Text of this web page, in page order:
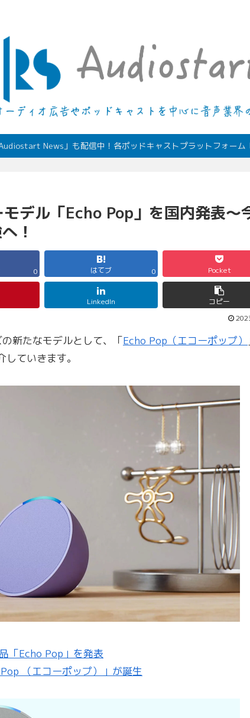
News」も配信中！各ポッドキャストプラットフォーム
デル「Echo Pop」を国内発表〜
！
0 はてブ 0 Pocket
LinkedIn
コピー
新たなモデルとして、「Echo Pop（エコーポップ）
ていきます。
「Echo Pop」を発表
（エコーポップ）」が誕生